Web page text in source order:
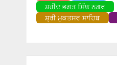
ਸ਼ਹੀਦ ਭਗਤ ਸਿੰਘ ਨਗਰ
ਸ਼੍ਰੀ ਮੁਕਤਸਰ ਸਾਹਿਬ